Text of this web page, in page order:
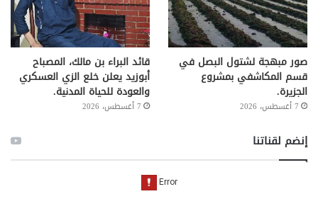
صور مبهجة لشتول البصل في
قسم المكاشفي بمشروع
الجزيرة.
7 أغسطس، 2026
قائد البراء بن مالك، المصباح
أبوزيد يعلن خلع الزي العسكري
والعودة للحياة المدنية.
7 أغسطس، 2026
إنضم لقناتنا